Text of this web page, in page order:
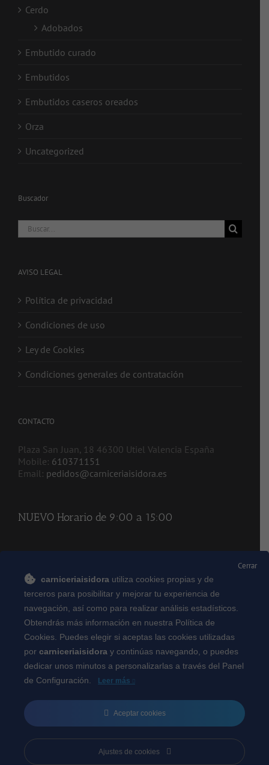
Cerdo
Adobados
Embutido curado
Embutidos
Embutidos caseros oreados
Orza
Uncategorized
Buscador
Buscar:
AVISO LEGAL
Política de privacidad
Condiciones de uso
Ley de Cookies
Condiciones generales de contratación
CONTACTO
Plaza San Juan, 18 46300 Utiel Valencia España
Mobile: 610371151
Email: pedidos@carniceriaisidora.es
NUEVO Horario de 9:00 a 15:00
Descargate gratis nuestra APP en
Copyright 2015 CARNICERIA ISIDORA | Todos los derechos reservados
Cerrar
carniceriaisidora utiliza cookies propias y de
terceros para posibilitar y mejorar tu experiencia de
navegación, así como para realizar análisis estadísticos.
Obtendrás más información en nuestra Política de
Cookies. Puedes elegir si aceptas las cookies utilizadas
por carniceriaisidora y continúas navegando, o puedes
dedicar unos minutos a personalizarlas a través del Panel
de Configuración.
Leer más
Aceptar cookies
Ajustes de cookies